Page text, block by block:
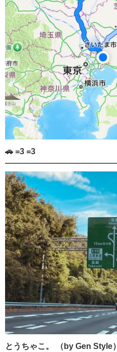
🚗 =3 =3
とうちゃこ。 （by Gen Style）